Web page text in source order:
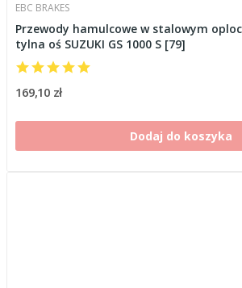
EBC BRAKES
Przewody hamulcowe w stalowym
tylna oś SUZUKI GS 1000 S [79]
169,10 zł
Dodaj do koszyka